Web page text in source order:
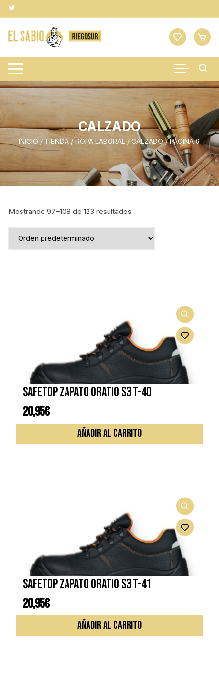
Saltar
al
contenido
CALZADO
INICIO /TIENDA /ROPA LABORAL /CALZADO/ PÁGINA 9
Mostrando 97–108 de 123 resultados
SAFETOP ZAPATO ORATIO S3 T-40
20,95€
AÑADIR AL CARRITO
SAFETOP ZAPATO ORATIO S3 T-41
20,95€
AÑADIR AL CARRITO